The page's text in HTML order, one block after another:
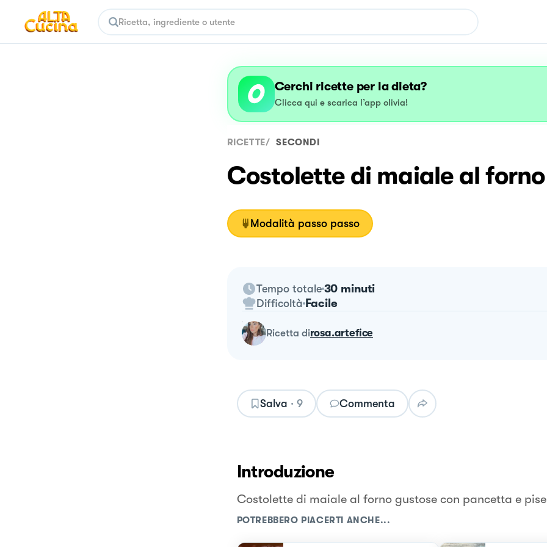
Cerchi ricette per la dieta?
Clicca qui e scarica l’app olivia!
RICETTE/ SECONDI
Costolette di maiale al forno
Modalità passo passo
Tempo totale 30 minuti
Difficoltà Facile
ricetta dirosa.artefice
Salva · 9 Commenta
Introduzione
Costolette di maiale al forno gustose con pancetta e
POTREBBERO PIACERTI ANCHE...